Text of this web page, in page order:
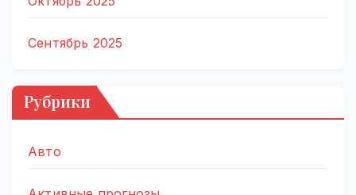
Сентябрь 2025
Рубрики
Авто